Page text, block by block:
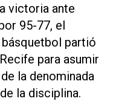
victoria ante
95-77, el
partió
para asumir
la denominada
la disciplina.